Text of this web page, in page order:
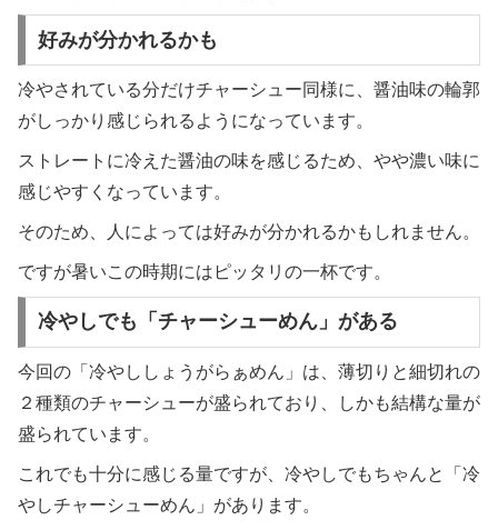
好みが分かれるかも
冷やされている分だけチャーシュー同様に、醤油味の輪郭
がしっかり感じられるようになっています。
ストレートに冷えた醤油の味を感じるため、やや濃い味に
感じやすくなっています。
そのため、人によっては好みが分かれるかもしれません。
ですが暑いこの時期にはピッタリの一杯です。
冷やしでも「チャーシューめん」がある
今回の「冷やししょうがらぁめん」は、薄切りと細切れの
２種類のチャーシューが盛られており、しかも結構な量が
盛られています。
これでも十分に感じる量ですが、冷やしでもちゃんと「冷
やしチャーシューめん」があります。